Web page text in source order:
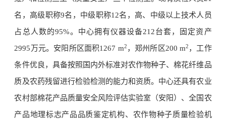
名，高级职称9名，中级职称12名，高、中级以上技术人员
占总人数的95%。中心拥有仪器设备212台套，固定资产
2995万元。安阳所区面积1267 m2 ，郑州所区200 m2 ，工作
条件优良，具备按照国内外标准对农作物种子、棉花纤维品
质及农药残留进行检验检测的能力和资质。中心还具有农业
农村部棉花产品质量安全风险评估实验室（安阳）、全国农
产品地理标志产品品质鉴定机构、农作物种子质量检验机